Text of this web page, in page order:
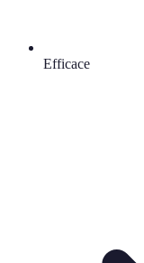
Efficace